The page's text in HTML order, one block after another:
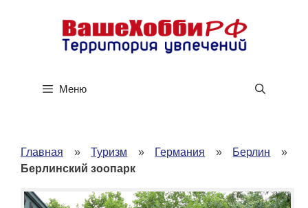
содержимому
Меню
Главная »Туризм » Германия » Берлин »
Берлинский зоопарк